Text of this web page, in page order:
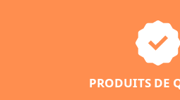
PRODUITS DE